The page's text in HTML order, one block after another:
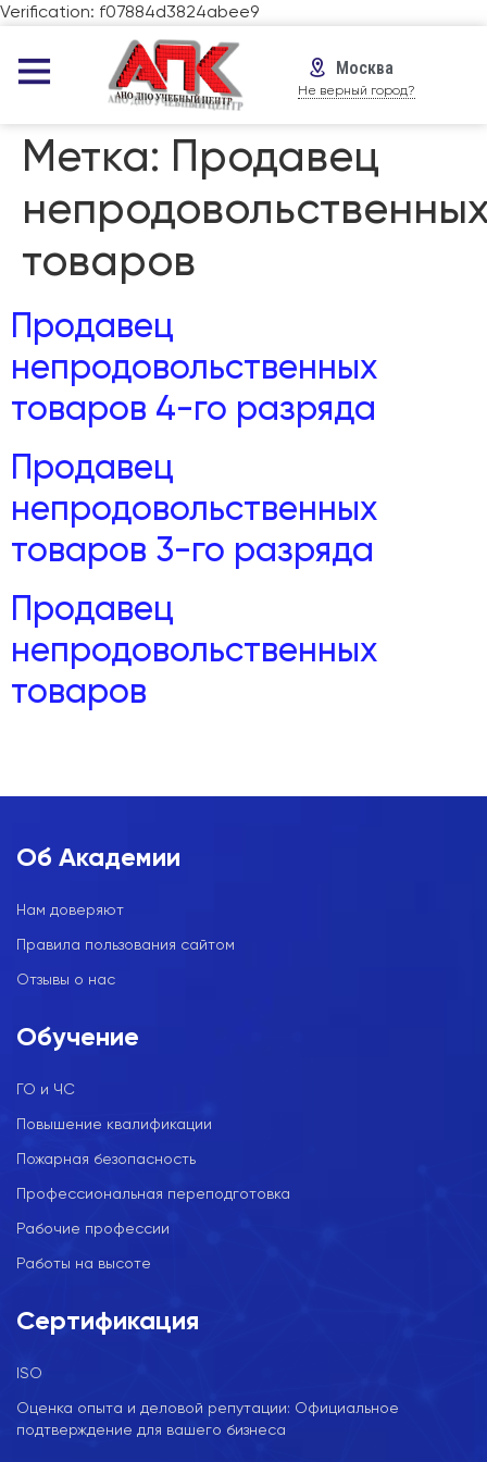
Verification: f07884d3824abee9
Москва
Не верный город?
Метка: Продавец
товаров
Продавец
непродовольственных
товаров 4-го разряда
Продавец
непродовольственных
товаров 3-го разряда
Продавец
непродовольственных
товаров
Об Академии
Нам доверяют
Правила пользования сайтом
Отзывы о нас
Обучение
ГО и ЧС
Повышение квалификации
Пожарная безопасность
Профессиональная переподготовка
Рабочие профессии
Работы на высоте
Сертификация
ISO
Оценка опыта и деловой репутации: Официальное
подтверждение для вашего бизнеса